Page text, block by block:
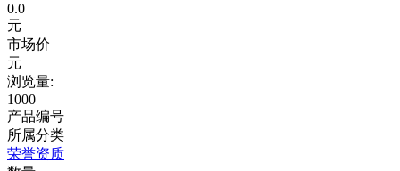
0.0
元
市场价
元
浏览量:
1000
产品编号
所属分类
荣誉资质